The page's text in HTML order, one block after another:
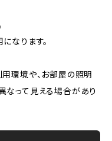
なります。
環境や、お部屋の照明
なって見える場合があり